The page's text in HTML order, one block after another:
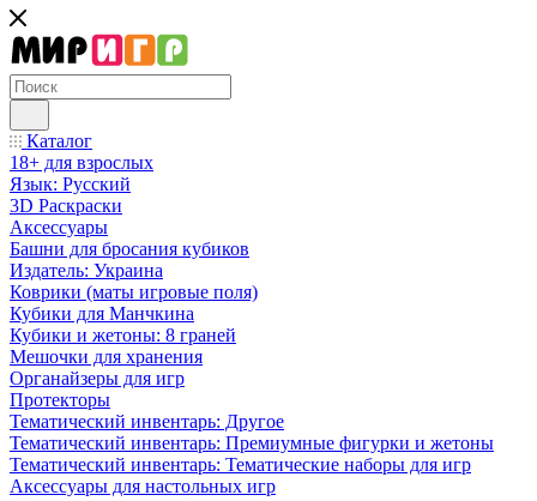
Каталог
18+ для взрослых
Язык: Русский
3D Раскраски
Аксессуары
Башни для бросания кубиков
Издатель: Украина
Коврики (маты игровые поля)
Кубики для Манчкина
Кубики и жетоны: 8 граней
Мешочки для хранения
Органайзеры для игр
Протекторы
Тематический инвентарь: Другое
Тематический инвентарь: Премиумные фигурки и жетоны
Тематический инвентарь: Тематические наборы для игр
Аксессуары для настольных игр